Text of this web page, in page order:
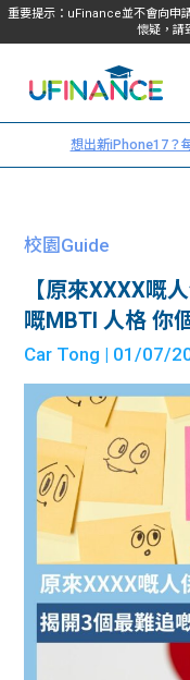
重要提示：uFinance並不會向申
懷疑，請
想出新iPhone17？
校園Guide
【原來XXXX嘅
嘅MBTI 人格 你
Car Tong | 01/07/